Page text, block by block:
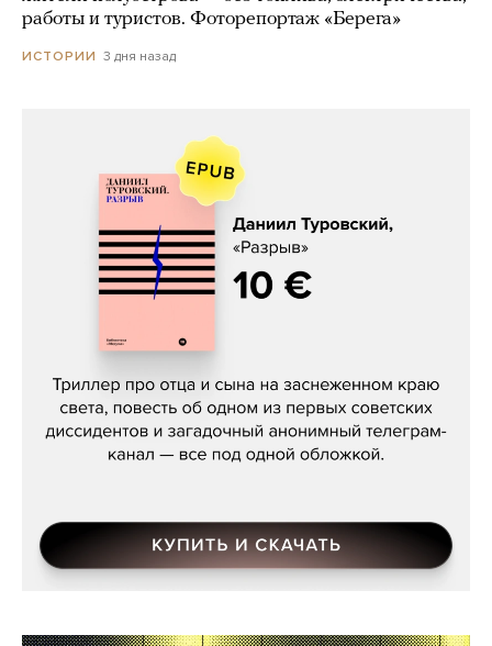
работы и туристов. Фоторепортаж «Берега»
ИСТОРИИ 3 дня назад
Даниил Туровский, «Разрыв»